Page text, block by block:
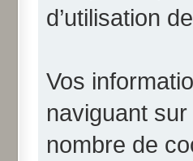
d’utilisation
Vos
naviguant
nombre de